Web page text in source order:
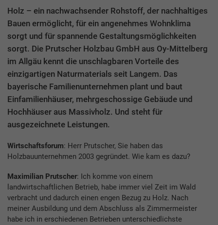
Holz – ein nachwachsender Rohstoff, der nachhaltiges
Bauen ermöglicht, für ein angenehmes Wohnklima
sorgt und für spannende Gestaltungsmöglichkeiten
sorgt. Die Prutscher Holzbau GmbH aus Oy-Mittelberg
im Allgäu kennt die unschlagbaren Vorteile des
einzigartigen Naturmaterials seit Langem. Das
bayerische Familienunternehmen plant und baut
Einfamilienhäuser, mehrgeschossige Gebäude und
Hochhäuser aus Massivholz. Und steht für
ausgezeichnete Leistungen.
Wirtschaftsforum: Herr Prutscher, Sie haben das
Holzbauunternehmen 2003 gegründet. Wie kam es dazu?
Maximilian Prutscher: Ich komme von einem
landwirtschaftlichen Betrieb, habe immer viel Zeit im Wald
verbracht und dadurch einen engen Bezug zu Holz. Nach
meiner Ausbildung und dem Abschluss als Zimmermeister
habe ich in erschiedenen Betrieben unterschiedlichste